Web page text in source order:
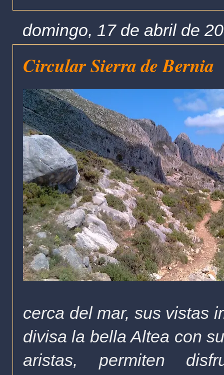
domingo, 17 de abril de
Circular Sierra de Bernia
cerca del mar, sus vistas
divisa la bella Altea con
aristas, permiten